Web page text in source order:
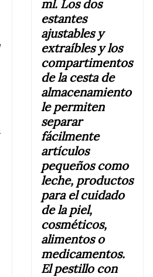
ml. Los dos
estantes
ajustables y
extraíbles y los
compartimentos
de la cesta de
almacenamiento
le permiten
separar
fácilmente
artículos
pequeños como
leche, productos
para el cuidado
de la piel,
cosméticos,
alimentos o
medicamentos.
El pestillo con